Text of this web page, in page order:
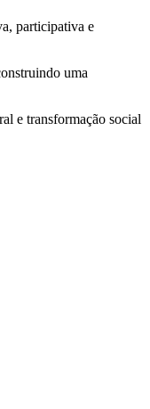
participativa e
uma
e transformação social